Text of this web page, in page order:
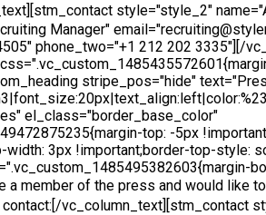
style="style_2"
Manager"
phone_two="+1 212 202 3335"][/
stripe_pos="hide"
el_class="border_base_color"
top: -5px
width: 3px !important;border-top-style:
a member of the press and would like
[/vc_column_text][stm_contact